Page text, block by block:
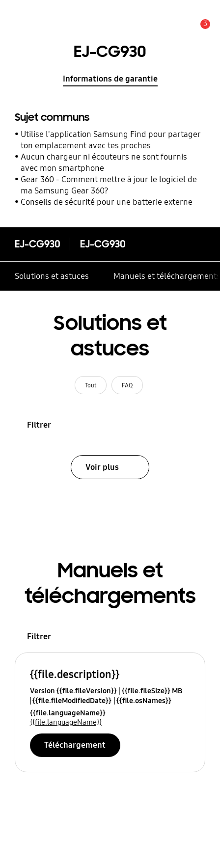
3
EJ-CG930
Informations de garantie
Sujet communs
Utilise l'application Samsung Find pour partager
ton emplacement avec tes proches
Aucun chargeur ni écouteurs ne sont fournis
avec mon smartphone
Gear 360 - Comment mettre à jour le logiciel de
ma Samsung Gear 360?
Conseils de sécurité pour une batterie externe
EJ-CG930 EJ-CG930
Solutions et astuces Manuels et téléchargements
Solutions et
astuces
Tout FAQ
Filtrer
Voir plus
Manuels et
téléchargements
Filtrer
{{file.description}}
Version {{file.fileVersion}} {{file.fileSize}} MB
{{file.fileModifiedDate}} {{file.osNames}}
{{file.languageName}}
{{file.languageName}}
Téléchargement